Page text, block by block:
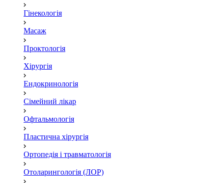
Гінекологія
Масаж
Проктологія
Хірургія
Ендокринологія
Сімейний лікар
Офтальмологія
Пластична хірургія
Ортопедія і травматологія
Отоларингологія (ЛОР)